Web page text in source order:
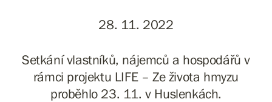
28. 11. 2022
Setkání vlastníků, nájemců a hospodářů v
rámci projektu LIFE – Ze života hmyzu
proběhlo 23. 11. v Huslenkách.